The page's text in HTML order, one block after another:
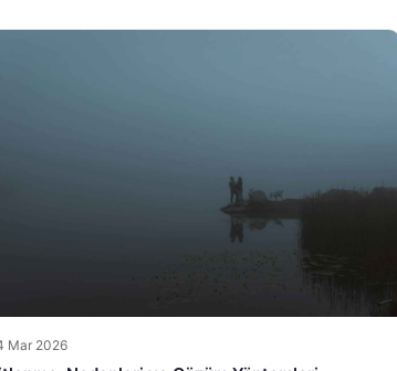
Mar 2026